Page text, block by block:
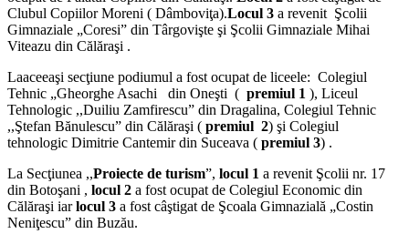
Clubul Copiilor Moreni ( Dâmboviţa).Locul 3 a revenit Şcolii
Gimnaziale „Coresi” din Târgovişte şi Şcolii Gimnaziale Mihai
Viteazu din Călăraşi .
Laaceeaşi secţiune podiumul a fost ocupat de liceele: Colegiul
Tehnic „Gheorghe Asachi din Oneşti ( premiul 1 ), Liceul
Tehnologic ,,Duiliu Zamfirescu” din Dragalina, Colegiul Tehnic
,,Ştefan Bănulescu” din Călăraşi ( premiul 2) şi Colegiul
tehnologic Dimitrie Cantemir din Suceava ( premiul 3) .
La Secţiunea ,,Proiecte de turism”, locul 1 a revenit Şcolii nr. 17
din Botoşani , locul 2 a fost ocupat de Colegiul Economic din
Călăraşi iarlocul 3 a fost câştigat de Şcoala Gimnazială „Costin
Neniţescu” din Buzău.